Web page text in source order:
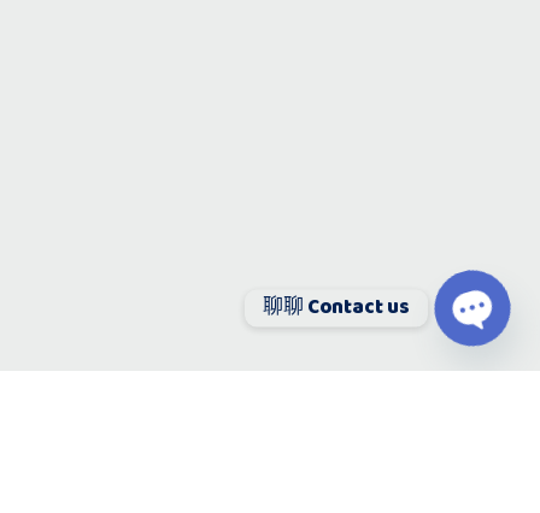
聊聊 Contact us
O